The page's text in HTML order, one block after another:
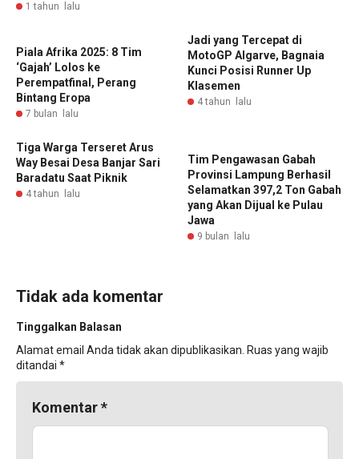
1 tahun lalu
‎Piala Afrika 2025: 8 Tim
‘Gajah’ Lolos ke
Perempatfinal, Perang
Bintang Eropa ‎
7 bulan lalu
Jadi yang Tercepat di
MotoGP Algarve, Bagnaia
Kunci Posisi Runner Up
Klasemen
4 tahun lalu
Tiga Warga Terseret Arus
Way Besai Desa Banjar Sari
Baradatu Saat Piknik
4 tahun lalu
‎Tim Pengawasan Gabah
Provinsi Lampung Berhasil
Selamatkan 397,2 Ton Gabah
yang Akan Dijual ke Pulau
Jawa
9 bulan lalu
Tidak ada komentar
Tinggalkan Balasan
Alamat email Anda tidak akan dipublikasikan. Ruas yang wajib
ditandai *
Komentar*